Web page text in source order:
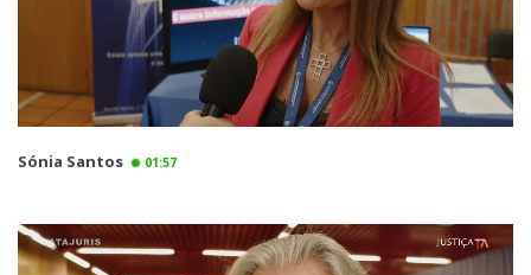
Sónia Santos 01:57